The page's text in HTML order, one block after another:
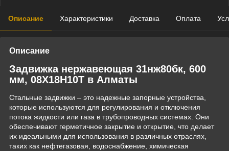
Описание Характеристики Доставка Оплата
Описание
Задвижка нержавеющая 31нж80бк, 600
мм, 08Х18Н10Т в Алматы
Стальные задвижки – это надежные запорные устройства,
которые используются для регулирования и отключения
потока жидкости или газа в трубопроводных системах. Они
обеспечивают герметичное закрытие и открытие, что делает
их идеальными для использования в различных отраслях,
таких как нефтегазовая, водоснабжение, химическая